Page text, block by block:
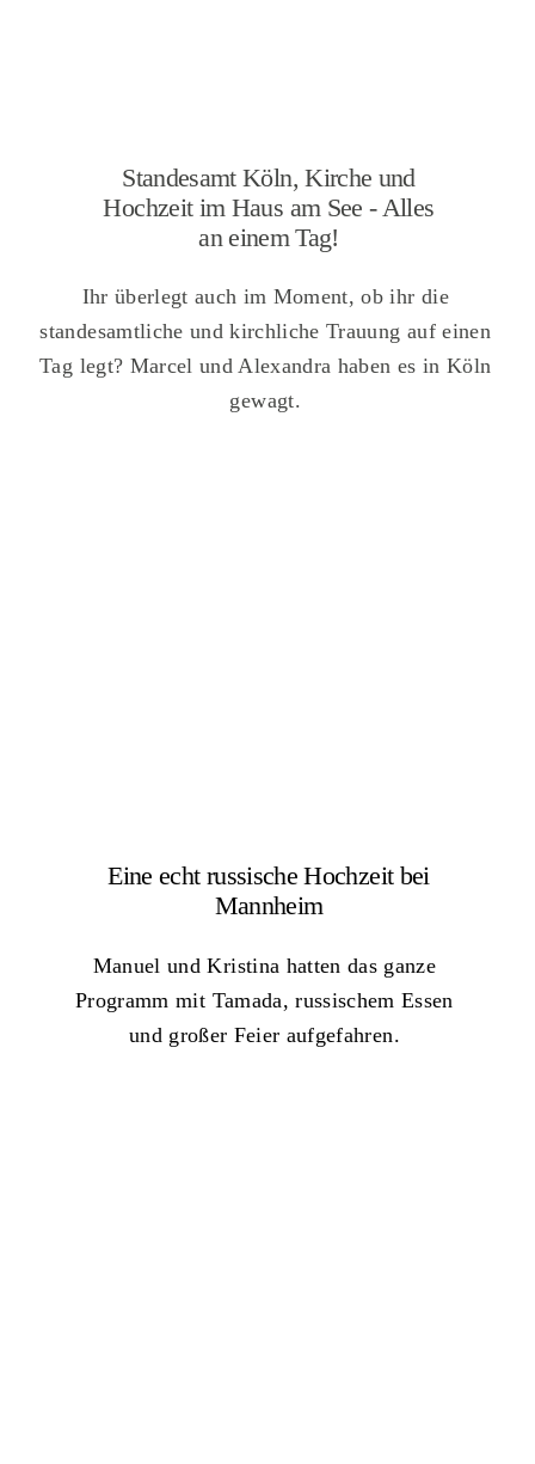
Eine echt russische Hochzeit bei
Mannheim
Standesamt Köln, Kirche und
Hochzeit im Haus am See - Alles
an einem Tag!
Ihr überlegt auch im Moment, ob ihr die
standesamtliche und kirchliche Trauung auf einen
Tag legt? Marcel und Alexandra haben es in Köln
gewagt.
Manuel und Kristina hatten das ganze
Programm mit Tamada, russischem Essen
und großer Feier aufgefahren.